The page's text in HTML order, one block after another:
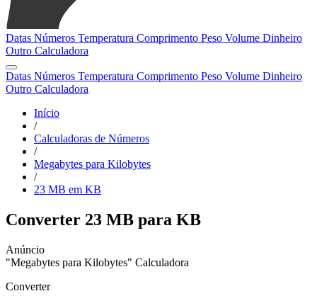
Datas Números Temperatura Comprimento Peso Volume Dinheiro
Outro Calculadora
Datas Números Temperatura Comprimento Peso Volume Dinheiro
Outro Calculadora
Início
/
Calculadoras de Números
/
Megabytes para Kilobytes
/
23 MB em KB
Converter 23 MB para KB
"Megabytes para Kilobytes" Calculadora
Converter